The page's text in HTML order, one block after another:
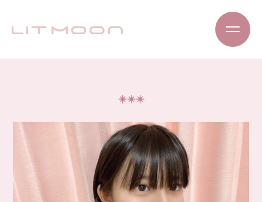
☀️☀️☀️